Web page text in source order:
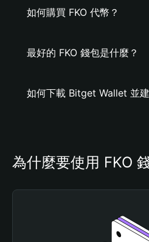
如何購買 FKO 代幣？
最好的 FKO 錢包是什麼？
如何下載 Bitget Wallet 並
為什麼要使用 FKO